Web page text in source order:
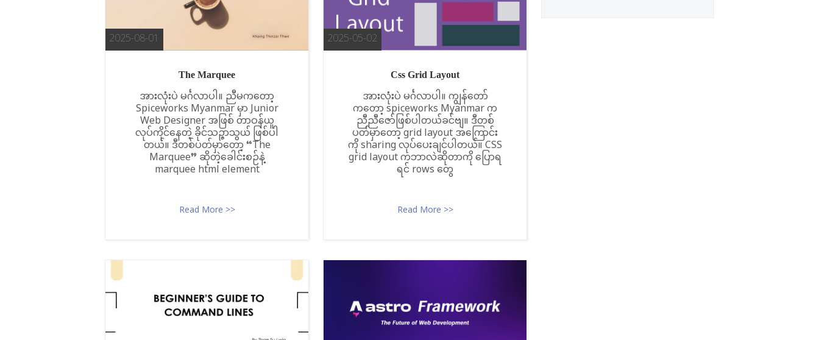
2025-08-01
The Marquee
အားလုံးပဲ မင်္ဂလာပါ။ ညီမကတော့
Spiceworks Myanmar မှာ Junior
Web Designer အဖြစ် တာဝန်ယူ
လုပ်ကိုင်နေတဲ့ ခိုင်သဉ္ဇာသွယ် ဖြစ်ပါ
တယ်။ ဒီတစ်ပတ်မှာတော့ “The
Marquee” ဆိုတဲ့ခေါင်းစဉ်နဲ့
marquee html element
Read More >>
2025-05-02
Css Grid Layout
အားလုံးပဲ မင်္ဂလာပါ။ ကျွန်တော်
က‌တော့ spiceworks Myanmar က
ညီညီဇော်ဖြစ်ပါတယ်ခင်ဗျ။ ဒီတစ်
ပတ်မှာတော့ grid layout အကြောင်း
ကို sharing လုပ်ပေးချင်ပါတယ်။ CSS
grid layout ကဘာလဲဆိုတာကို ပြောရ
ရင် rows တွေ
Read More >>